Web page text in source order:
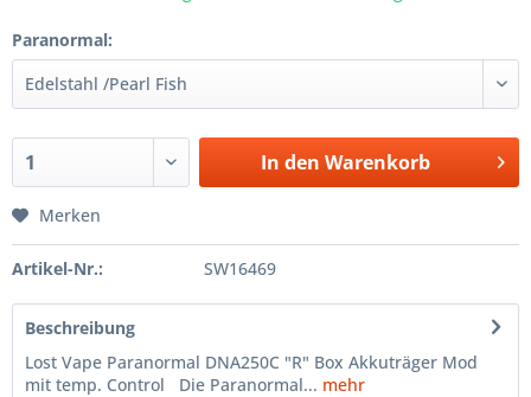
Paranormal:
In den Warenkorb
Merken
Artikel-Nr.: SW16469
Beschreibung
Lost Vape Paranormal DNA250C "R" Box Akkuträger Mod
mit temp. Control Die Paranormal... mehr